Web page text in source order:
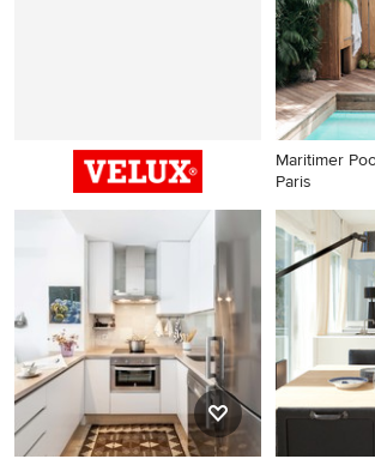
Maritimer
Paris
Maritimer
Paris